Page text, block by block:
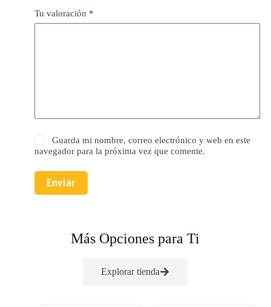
Tu valoración *
Guarda mi nombre, correo electrónico y web en este
navegador para la próxima vez que comente.
Enviar
Más Opciones para Ti
Explorar tienda